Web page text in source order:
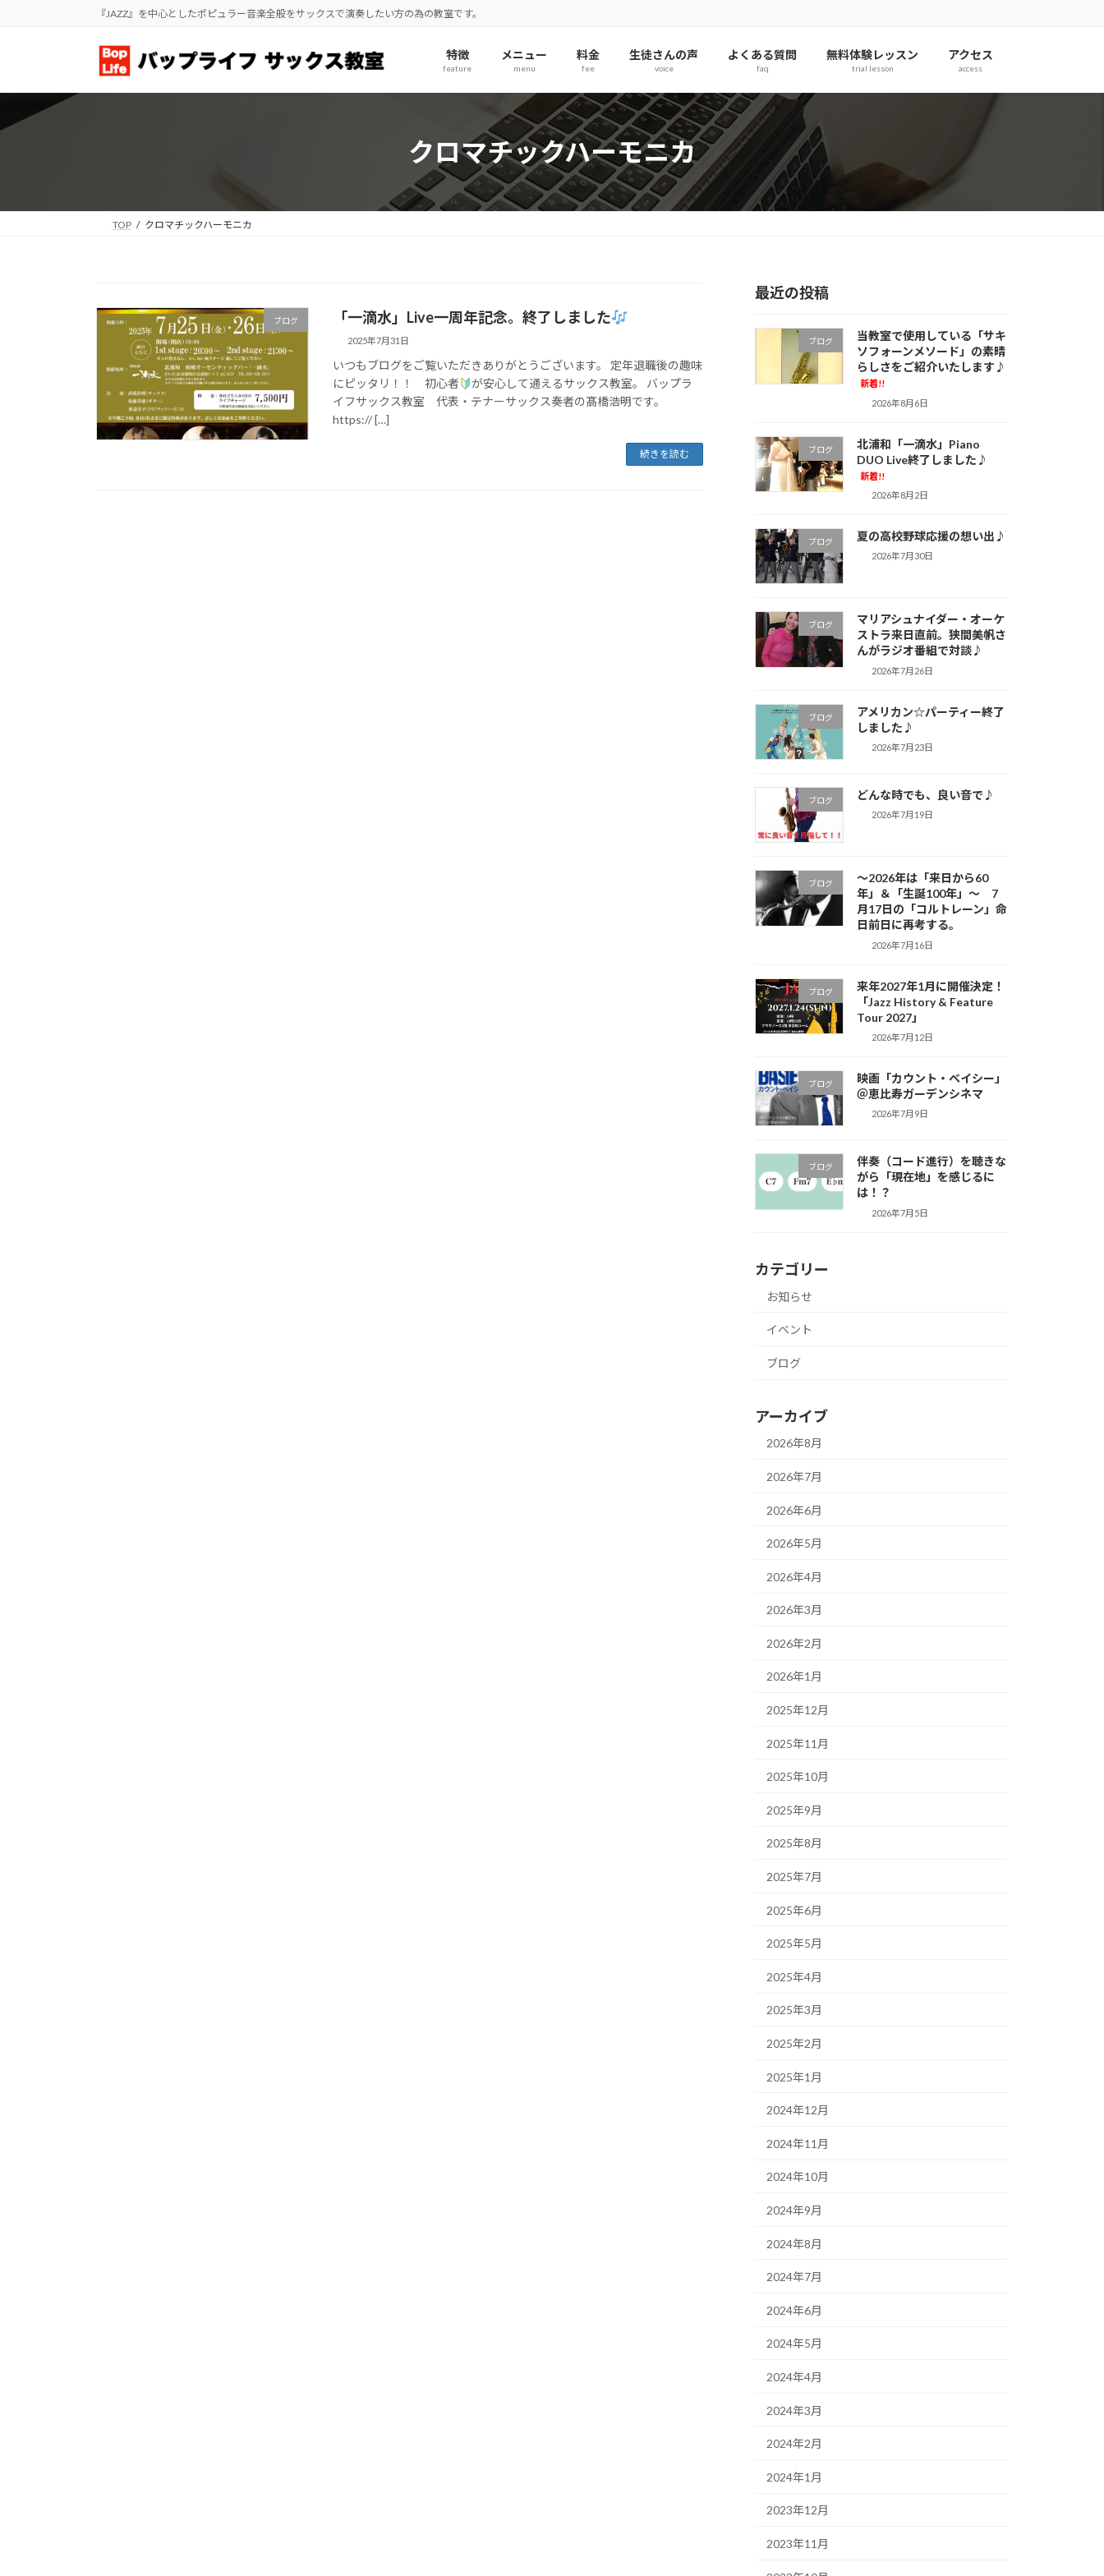
ス
ン
『JAZZ』を中心としたポピュラー音楽全般をサックスで演奏したい方の為の教室です。
特徴
feature
メニュー
menu
料金
fee
生徒さんの声
voice
よくある質問
faq
無料体験レッスン
trial lesson
アクセス
access
クロマチックハーモニカ
TOP クロマチックハーモニカ
ブログ 「一滴水」Live一周年記念。終了しました
2025年7月31日
いつもブログをご覧いただきありがとうございます。 定年退職後の趣味
にピッタリ！！ 初心者
が安心して通えるサックス教室。 バップラ
イフサックス教室 代表・テナーサックス奏者の髙橋浩明です。
https:// […]
続きを読む
最近の投稿
ブログ
当教室で使用している「サキ
ソフォーンメソード」の素晴
らしさをご紹介いたします♪
新着!!
2026年8月6日
ブログ
北浦和「一滴水」Piano
DUO Live終了しました♪
新着!!
2026年8月2日
ブログ 夏の高校野球応援の想い出♪
2026年7月30日
ブログ
マリアシュナイダー・オーケ
ストラ来日直前。狭間美帆さ
んがラジオ番組で対談♪
2026年7月26日
ブログ
アメリカン☆パーティー終了
しました♪
2026年7月23日
ブログ どんな時でも、良い音で♪
2026年7月19日
ブログ
～2026年は「来日から60
年」＆「生誕100年」～ 7
月17日の「コルトレーン」命
日前日に再考する。
2026年7月16日
ブログ
来年2027年1月に開催決定！
「Jazz History & Feature
Tour 2027」
2026年7月12日
ブログ
映画「カウント・ベイシー」
＠恵比寿ガーデンシネマ
2026年7月9日
ブログ
伴奏（コード進行）を聴きな
がら「現在地」を感じるに
は！？
2026年7月5日
カテゴリー
お知らせ
イベント
ブログ
アーカイブ
2026年8月
2026年7月
2026年6月
2026年5月
2026年4月
2026年3月
2026年2月
2026年1月
2025年12月
2025年11月
2025年10月
2025年9月
2025年8月
2025年7月
2025年6月
2025年5月
2025年4月
2025年3月
2025年2月
2025年1月
2024年12月
2024年11月
2024年10月
2024年9月
2024年8月
2024年7月
2024年6月
2024年5月
2024年4月
2024年3月
2024年2月
2024年1月
2023年12月
2023年11月